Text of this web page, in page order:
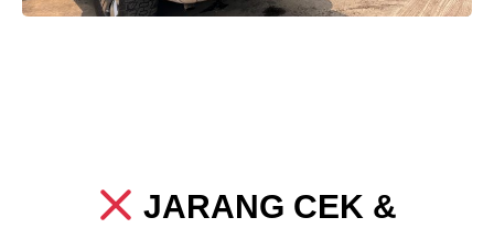
JARANG CEK &